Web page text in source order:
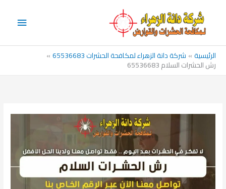
المحتوى
الرئيسية شركة دانة الزهراء لمكافحة الحشرات 65536683
رش الحشرات السلام 65536683